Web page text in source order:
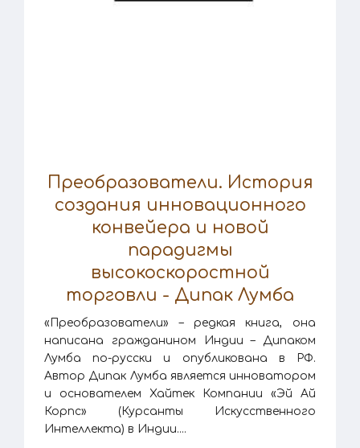
Преобразователи. История
создания инновационного
конвейера и новой
парадигмы
высокоскоростной
торговли - Дипак Лумба
«Преобразователи» – редкая книга, она
написана гражданином Индии – Дипаком
Лумба по-русски и опубликована в РФ.
Автор Дипак Лумба является инноватором
и основателем Хайтек Компании «Эй Ай
Корпс» (Курсанты Искусственного
Интеллекта) в Индии....